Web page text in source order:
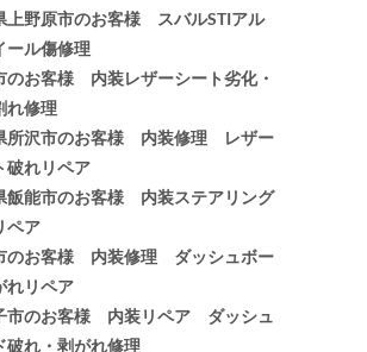
上野原市のお客様 スバルSTIアル
ール傷修理
のお客様 内装レザーシート劣化・
れ修理
所沢市のお客様 内装修理 レザー
破れリペア
飯能市のお客様 内装ステアリング
ペア
のお客様 内装修理 ダッシュボー
れリペア
市のお客様 内装リペア ダッシュ
破れ・剥がれ修理